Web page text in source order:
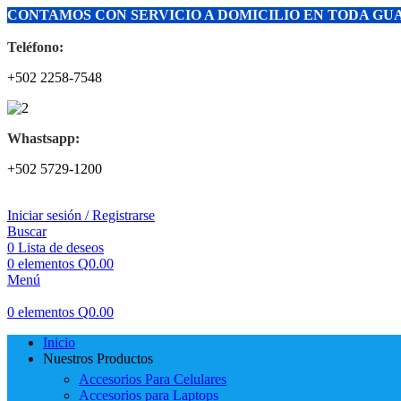
CONTAMOS CON SERVICIO A DOMICILIO EN TODA
Teléfono:
+502 2258-7548
Whastsapp:
+502 5729-1200
Iniciar sesión / Registrarse
Buscar
0 Lista de deseos
0 elementos Q0.00
Menú
0 elementos Q0.00
Inicio
Nuestros Productos
Accesorios Para Celulares
Accesorios para Laptops